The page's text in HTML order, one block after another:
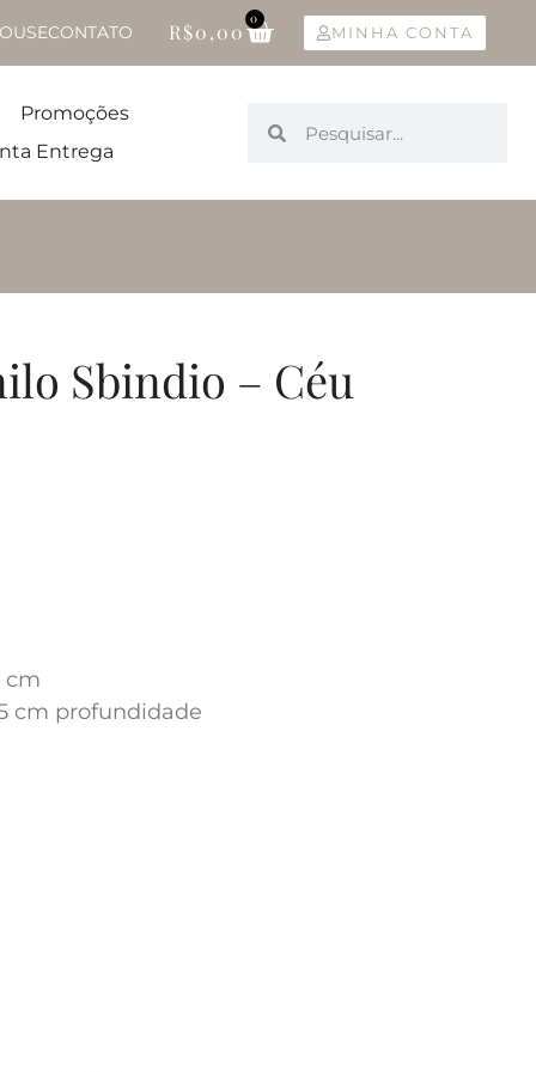
CONTATO R$0,00
0
MINHA CONTA
Promoções
Entrega
Sbindio – Céu
cm
cm profundidade